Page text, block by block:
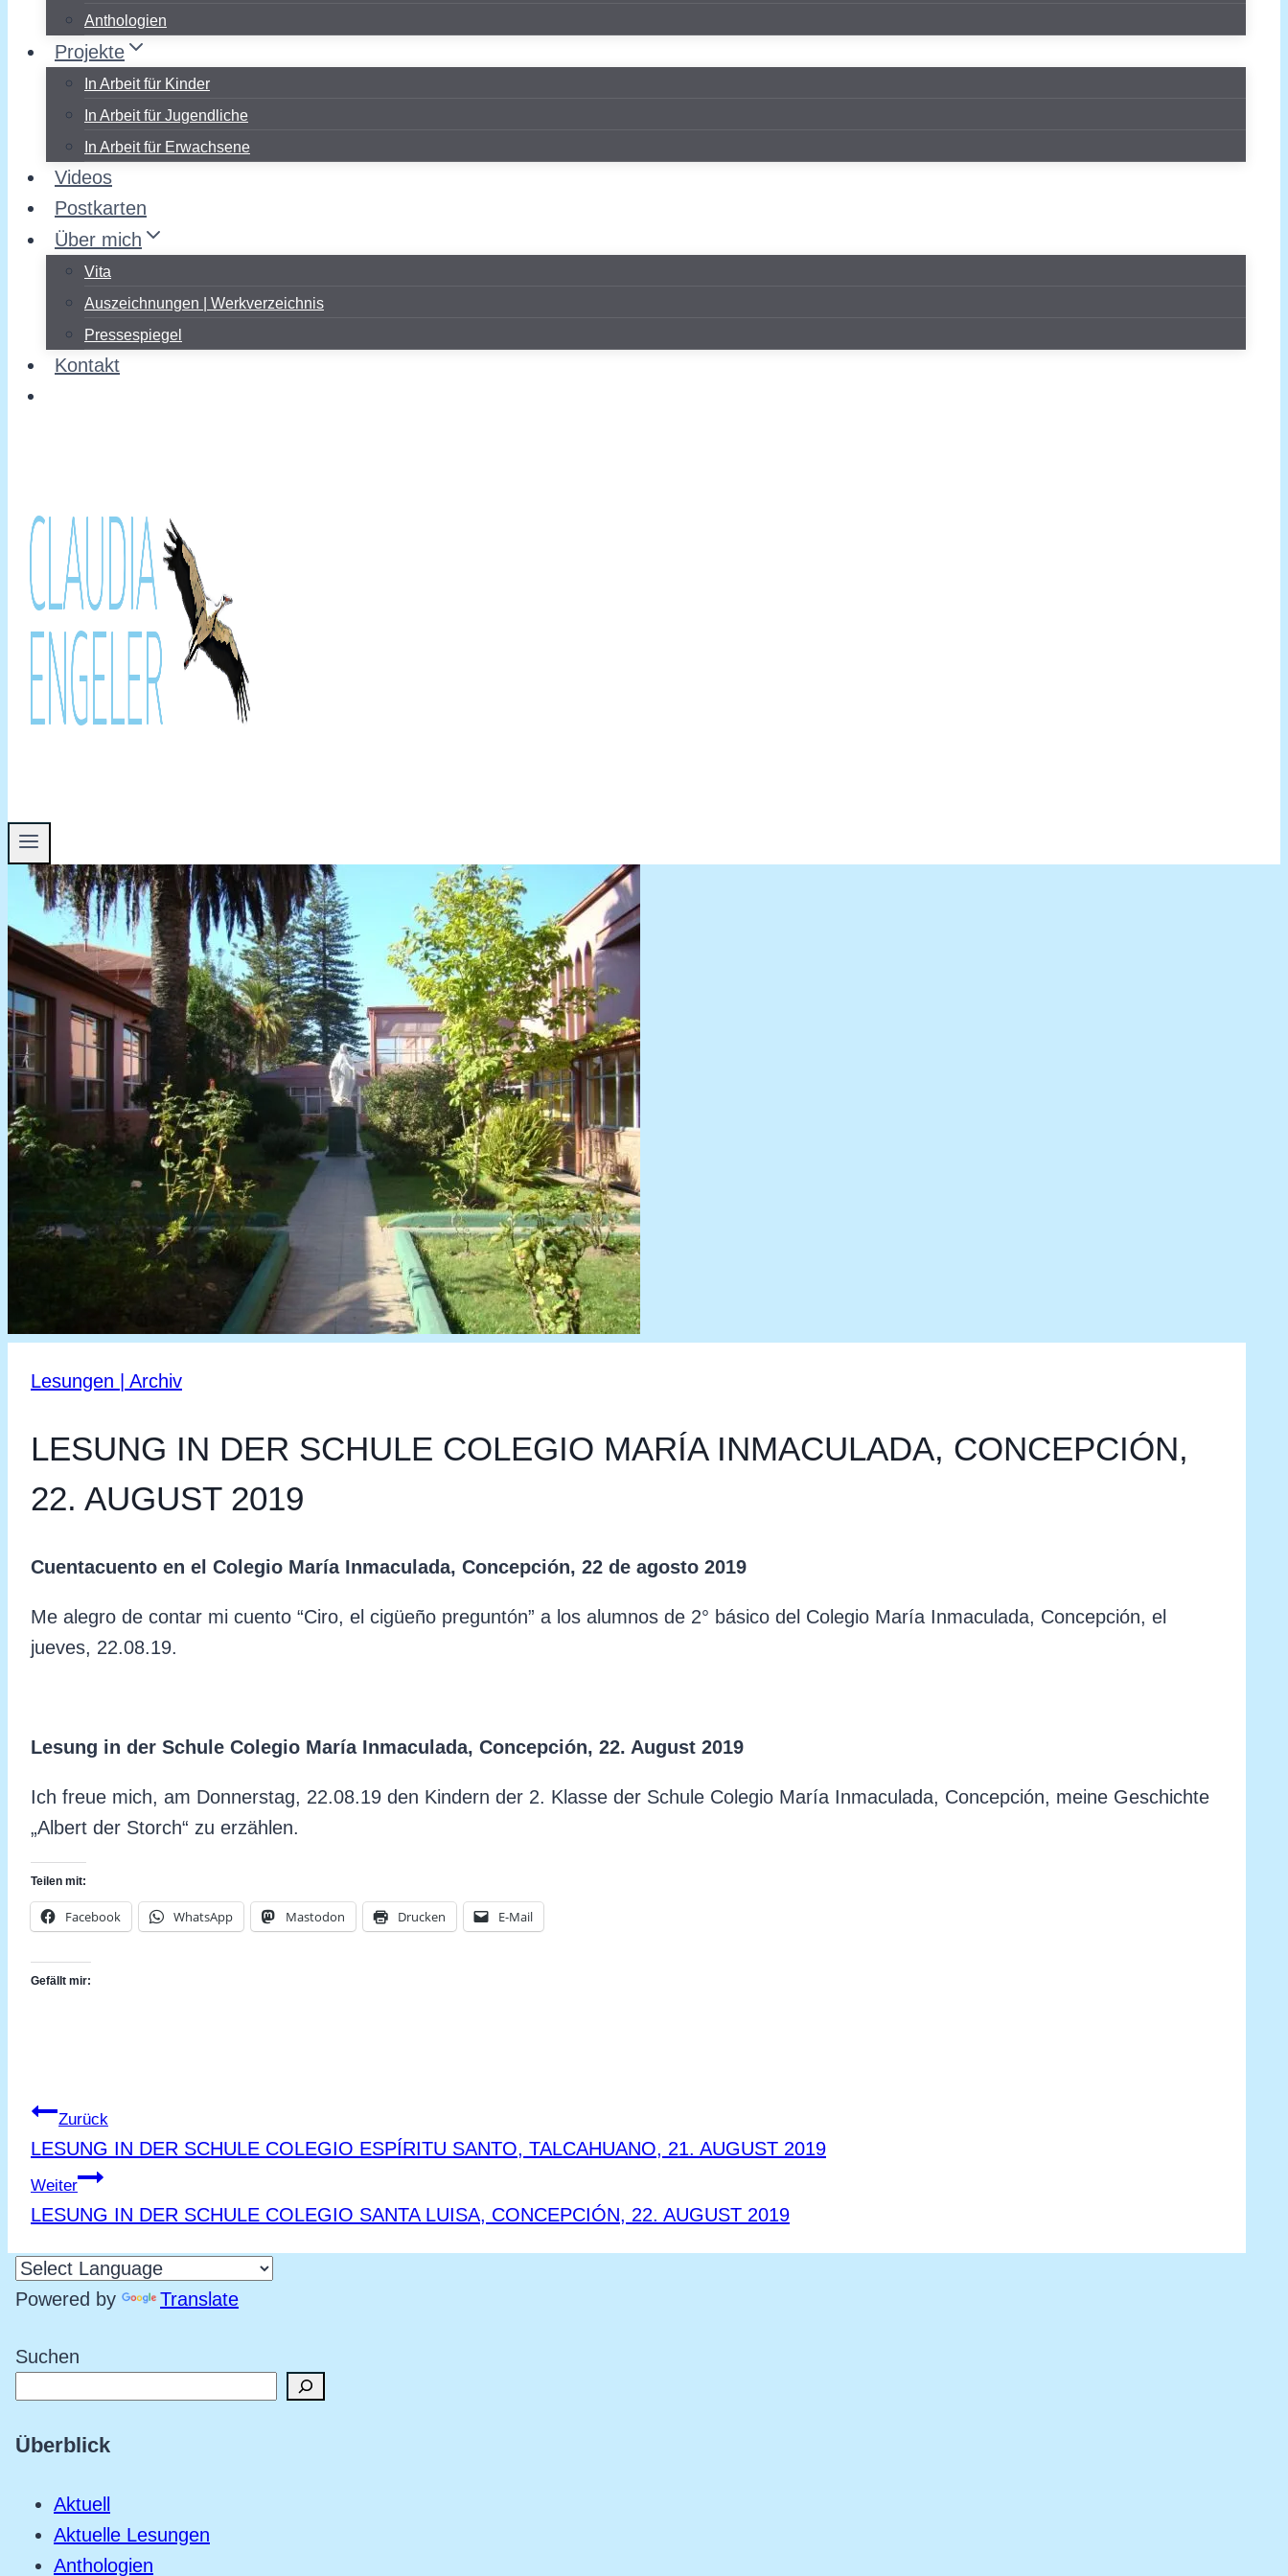
Anthologien
Projekte
In Arbeit für Kinder
In Arbeit für Jugendliche
In Arbeit für Erwachsene
Videos
Postkarten
Über mich
Vita
Auszeichnungen | Werkverzeichnis
Pressespiegel
Kontakt
Lesungen | Archiv
LESUNG IN DER SCHULE COLEGIO MARÍA INMACULADA, CONCEPCIÓN,
22. AUGUST 2019
Cuentacuento en el Colegio María Inmaculada, Concepción, 22 de agosto 2019
Me alegro de contar mi cuento “Ciro, el cigüeño preguntón” a los alumnos de 2° básico del Colegio María Inmaculada, Concepción, el
jueves, 22.08.19.
Lesung in der Schule Colegio María Inmaculada, Concepción, 22. August 2019
Ich freue mich, am Donnerstag, 22.08.19 den Kindern der 2. Klasse der Schule Colegio María Inmaculada, Concepción, meine Geschichte
„Albert der Storch“ zu erzählen.
Teilen mit:
Facebook WhatsApp Mastodon Drucken E-Mail
Gefällt mir:
Beitragsnavigation
Zurück
LESUNG IN DER SCHULE COLEGIO ESPÍRITU SANTO, TALCAHUANO, 21. AUGUST 2019
Weiter
LESUNG IN DER SCHULE COLEGIO SANTA LUISA, CONCEPCIÓN, 22. AUGUST 2019
Powered by Translate
Suchen
Überblick
Aktuell
Aktuelle Lesungen
Anthologien